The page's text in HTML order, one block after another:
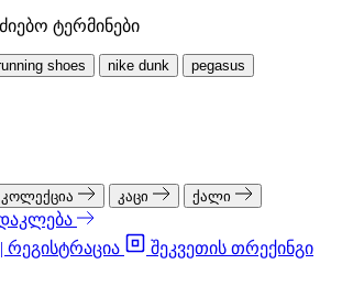
ტერმინები
shoes nike dunk
pegasus
კაცი
ქალი
რეგისტრაცია
შეკვეთის თრექინგი